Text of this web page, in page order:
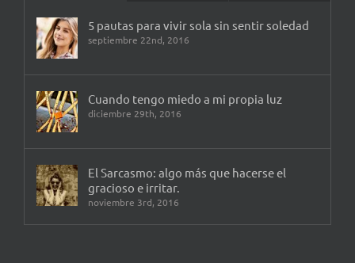
5 pautas para vivir sola sin sentir soledad
septiembre 22nd, 2016
Cuando tengo miedo a mi propia luz
diciembre 29th, 2016
El Sarcasmo: algo más que hacerse el
gracioso e irritar.
noviembre 3rd, 2016